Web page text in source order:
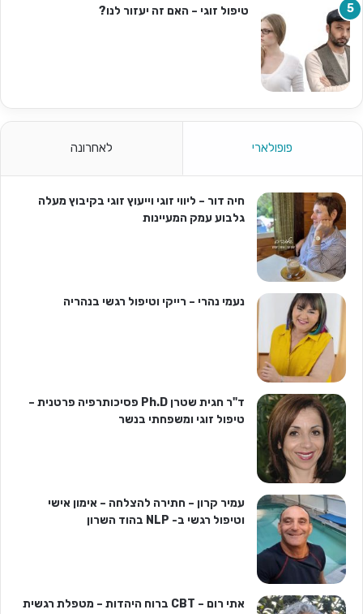
טיפול זוגי – האם זה יעזור לנו?
פופולארי לאחרונה
חיה דור – ליווי זוגי וייעוץ זוגי בקיבוץ מעלה
גלבוע עמק המעיינות
נעמי נהרי – רייקי וטיפול רגשי בנהריה
ד"ר חגית שטרן Ph.D פסיכותרפיה פרטנית –
טיפול זוגי ומשפחתי בנשר
עמיר קרון – חתירה להצלחה – אימון אישי
וטיפול רגשי ב- NLP בהוד השרון
אתי רום – CBT ברוח היהדות – מטפלת רגשית